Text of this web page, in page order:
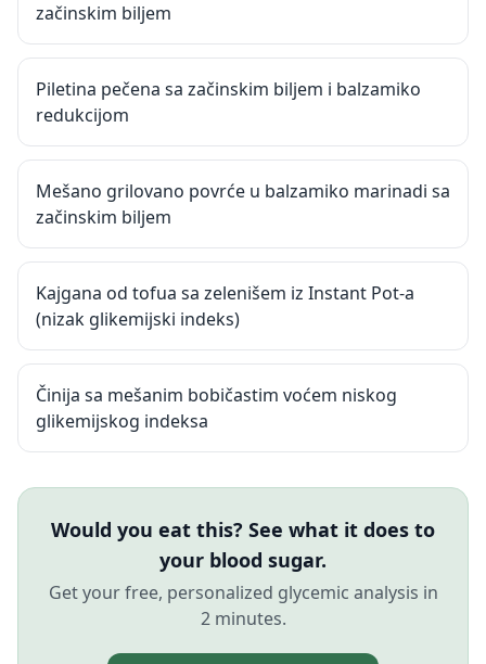
začinskim biljem
Piletina pečena sa začinskim biljem i balzamiko
redukcijom
Mešano grilovano povrće u balzamiko marinadi sa
začinskim biljem
Kajgana od tofua sa zelenišem iz Instant Pot-a
(nizak glikemijski indeks)
Činija sa mešanim bobičastim voćem niskog
glikemijskog indeksa
Would you eat this? See what it does to
your blood sugar.
Get your free, personalized glycemic analysis in
2 minutes.